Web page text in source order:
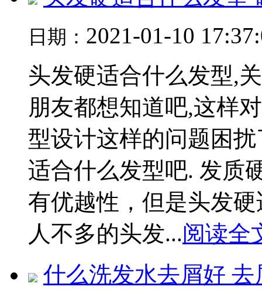
日期： 2021-01-10
头发硬适合什么发型,
朋友都想知道吧,这样
型设计这样的问题困
适合什么发型吧. 发质
有优越性，但是头发
人不多的头发...阅读全
什么洗发水去屑好